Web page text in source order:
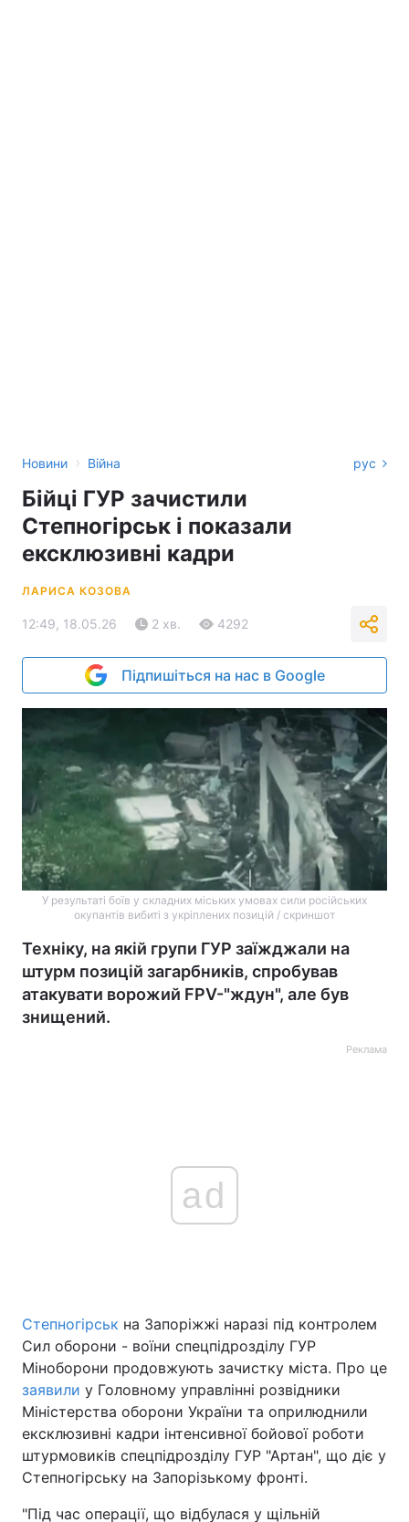
Новини › Війна рус
Бійці ГУР зачистили
Степногірськ і показали
ексклюзивні кадри
ЛАРИСА КОЗОВА
12:49, 18.05.26 2 хв. 4292
Підпишіться на нас в Google
У результаті боїв у складних міських умовах сили російських
окупантів вибиті з укріплених позицій / скриншот
Техніку, на якій групи ГУР заїжджали на
штурм позицій загарбників, спробував
атакувати ворожий FPV-"ждун", але був
знищений.
Реклама
ad
Степногірськ на Запоріжжі наразі під контролем
Сил оборони - воїни спецпідрозділу ГУР
Міноборони продовжують зачистку міста. Про це
заявили у Головному управлінні розвідники
Міністерства оборони України та оприлюднили
ексклюзивні кадри інтенсивної бойової роботи
штурмовиків спецпідрозділу ГУР "Артан", що діє у
Степногірську на Запорізькому фронті.
"Під час операції, що відбулася у щільній